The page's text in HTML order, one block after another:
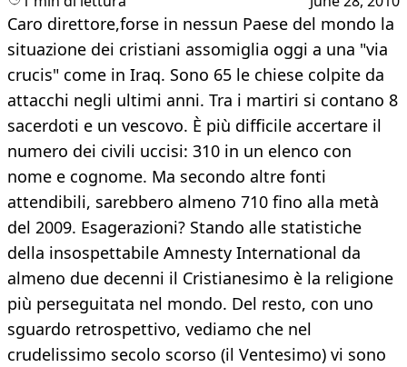
Caro direttore,forse in nessun Paese del mondo la
situazione dei cristiani assomiglia oggi a una "via
crucis" come in Iraq. Sono 65 le chiese colpite da
attacchi negli ultimi anni. Tra i martiri si contano 8
sacerdoti e un vescovo. È più difficile accertare il
numero dei civili uccisi: 310 in un elenco con
nome e cognome. Ma secondo altre fonti
attendibili, sarebbero almeno 710 fino alla metà
del 2009. Esagerazioni? Stando alle statistiche
della insospettabile Amnesty International da
almeno due decenni il Cristianesimo è la religione
più perseguitata nel mondo. Del resto, con uno
sguardo retrospettivo, vediamo che nel
crudelissimo secolo scorso (il Ventesimo) vi sono